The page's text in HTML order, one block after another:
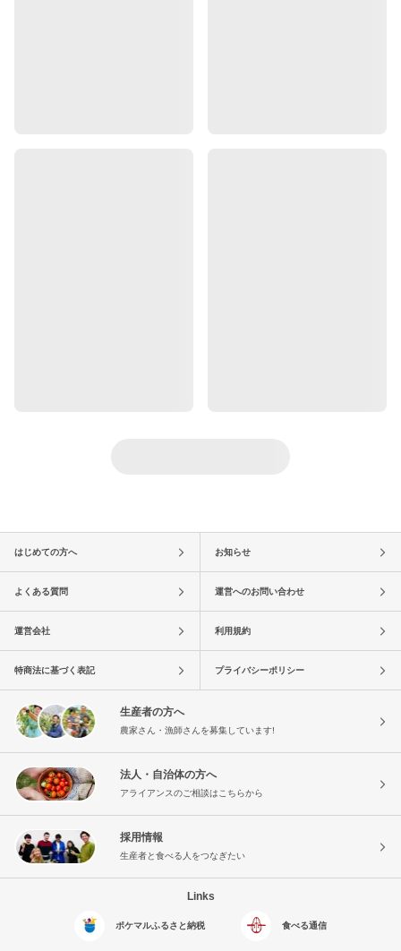
はじめての方へ お知らせ
よくある質問 運営へのお問い合わせ
運営会社 利用規約
特商法に基づく表記 プライバシーポリシー
生産者の方へ
農家さん・漁師さんを募集しています!
法人・自治体の方へ
アライアンスのご相談はこちらから
採用情報
生産者と食べる人をつなぎたい
Links
ポケマルふるさと納税 食べる通信